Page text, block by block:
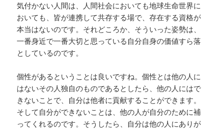
気付かない人間は、人間社会においても地球生命世界に
おいても、皆が連携して共存する場で、存在する資格が
本当はないのです。それどころか、そういった姿勢は、
一番身近で一番大切と思っている自分自身の価値すら落
としているのです。
個性があるということは良いですね。個性とは他の人に
はないその人独自のものであるとしたら、他の人にはで
きないことで、自分は他者に貢献することができます。
そして自分ができないことは、他の人が自分のために補
ってくれるのです。そうしたら、自分は他の人にありが